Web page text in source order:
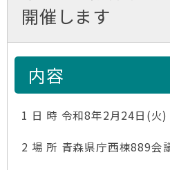
開催します
内容
1 日 時 令和8年2月24日(火
2 場 所 青森県庁西棟889会